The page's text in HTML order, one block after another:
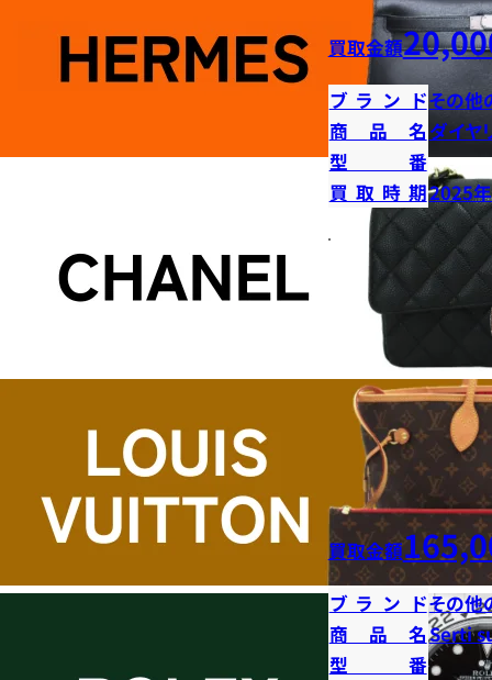
買取金額
ブランドその他
商品名ダイヤ
型番
買取時期2025
買取金額
ブランドその他
商品名Serti
型番